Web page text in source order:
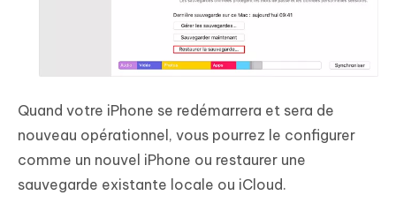
Quand votre iPhone se redémarrera et sera de
nouveau opérationnel, vous pourrez le configurer
comme un nouvel iPhone ou restaurer une
sauvegarde existante locale ou iCloud.